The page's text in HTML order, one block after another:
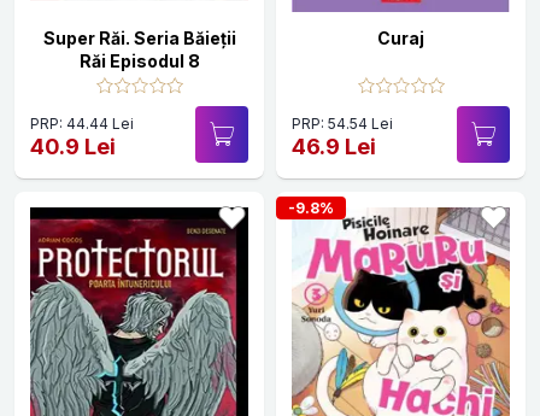
Super Răi. Seria Băieții
Răi Episodul 8
PRP: 44.44 Lei
40.9 Lei
Curaj
PRP: 54.54 Lei
46.9 Lei
-9.8%